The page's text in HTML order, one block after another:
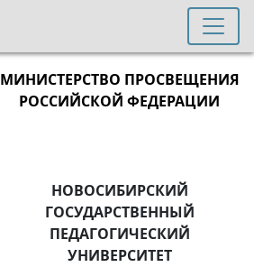
МИНИСТЕРСТВО ПРОСВЕЩЕНИЯ
РОССИЙСКОЙ ФЕДЕРАЦИИ
НОВОСИБИРСКИЙ
ГОСУДАРСТВЕННЫЙ
ПЕДАГОГИЧЕСКИЙ
УНИВЕРСИТЕТ